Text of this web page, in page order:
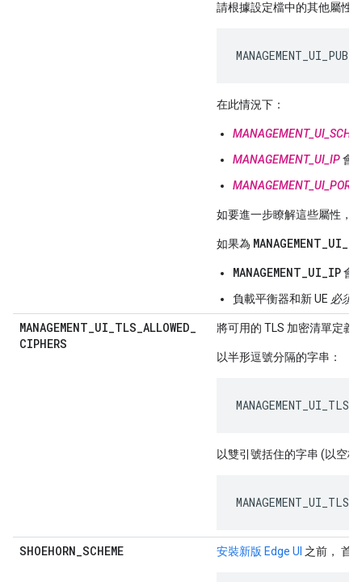
請根據設定檔中的其他屬性
在此情況下：
MANAGEMENT_UI_IP會
MANAGEMENT_UI_PORT
如要進一步瞭解這些屬性，
如果為
MANAGEMENT_UI_IP會
負載平衡器和新 UE 必須
MANAGEMENT_UI_TLS_ALLOWED_
CIPHERS
將可用的 TLS 加密清單定義
以半形逗號分隔的字串：
以雙引號括住的字串 (以空
SHOEHORN_SCHEME 安裝新版 Edge UI 之前， 首